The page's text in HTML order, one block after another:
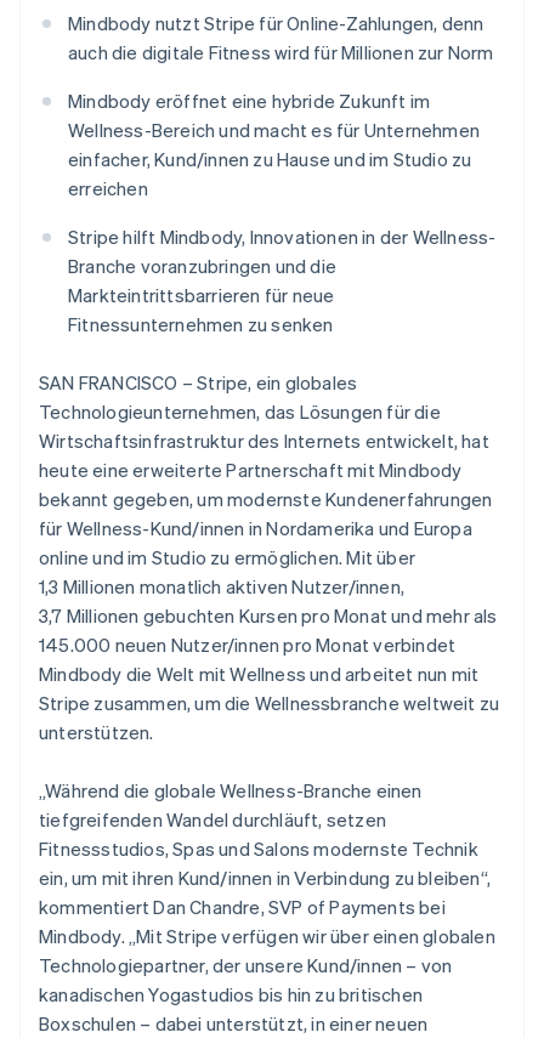
Atlas
Start-up-Gründung
Climate
CO₂-Entnahme
Identity
Online-Identitätsprüfung
Stripe-Sessions 2026
Jetzt ansehen
Ecosystem
Partner
Mindbody nutzt Stripe für Online-Zahlungen, denn
auch die digitale Fitness wird für Millionen zur Norm
Mindbody eröffnet eine hybride Zukunft im
Wellness-Bereich und macht es für Unternehmen
einfacher, Kund/innen zu Hause und im Studio zu
erreichen
Stripe hilft Mindbody, Innovationen in der Wellness-
Branche voranzubringen und die
Markteintrittsbarrieren für neue
Fitnessunternehmen zu senken
SAN FRANCISCO – Stripe, ein globales
Technologieunternehmen, das Lösungen für die
Wirtschaftsinfrastruktur des Internets entwickelt, hat
heute eine erweiterte Partnerschaft mit Mindbody
bekannt gegeben, um modernste Kundenerfahrungen
für Wellness-Kund/innen in Nordamerika und Europa
online und im Studio zu ermöglichen. Mit über
1,3 Millionen monatlich aktiven Nutzer/innen,
3,7 Millionen gebuchten Kursen pro Monat und mehr als
145.000 neuen Nutzer/innen pro Monat verbindet
Mindbody die Welt mit Wellness und arbeitet nun mit
Stripe zusammen, um die Wellnessbranche weltweit zu
unterstützen.
„Während die globale Wellness-Branche einen
tiefgreifenden Wandel durchläuft, setzen
Fitnessstudios, Spas und Salons modernste Technik
ein, um mit ihren Kund/innen in Verbindung zu bleiben“,
kommentiert Dan Chandre, SVP of Payments bei
Mindbody. „Mit Stripe verfügen wir über einen globalen
Technologiepartner, der unsere Kund/innen – von
kanadischen Yogastudios bis hin zu britischen
Boxschulen – dabei unterstützt, in einer neuen